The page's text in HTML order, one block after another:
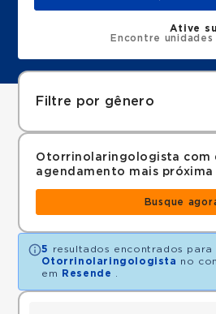
Ative
Encontre
Filtre por gênero
Otorrinolaringologista com
agendamento mais próxima
Busque
5
resultados encontrados para
Otorrinolaringologista no
em
Resende